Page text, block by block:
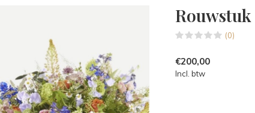
(0)
€200,00
Incl. btw